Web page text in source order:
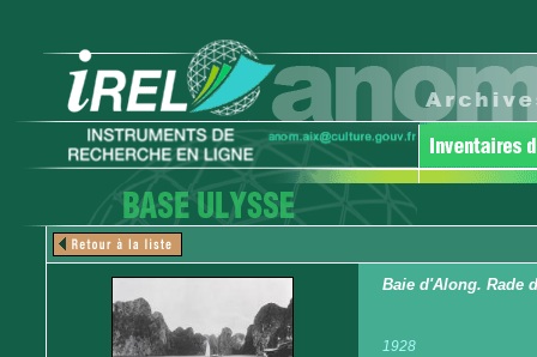
Baie d'Along. Rade
1928